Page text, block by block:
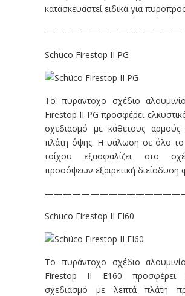
κατασκευαστεί ειδικά για
Schüco Firestop II PG
Το πυράντοχο σχέδιο
Firestop II PG προσφέρει
σχεδιασμό με κάθετους αρμούς
πλάτη όψης. Η υάλωση σε όλο
τοίχου εξασφαλίζει στο
προσόψεων εξαιρετική διείσδυση
Schüco Firestop II EI60
Το πυράντοχο σχέδιο
Firestop II E160 προσφέρει
σχεδιασμό με λεπτά πλάτη